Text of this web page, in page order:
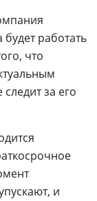
работать
что
за его
и